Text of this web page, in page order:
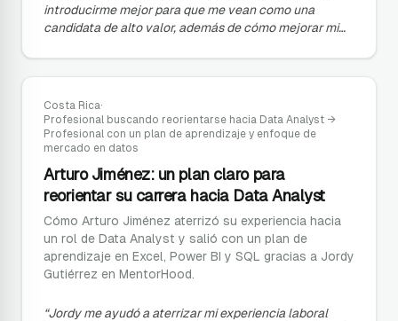
introducirme mejor para que me vean como una
candidata de alto valor, además de cómo mejorar mi
Costa Rica·
Profesional buscando reorientarse hacia Data Analyst →
Profesional con un plan de aprendizaje y enfoque de
mercado en datos
Arturo Jiménez: un plan claro para
reorientar su carrera hacia Data Analyst
Cómo Arturo Jiménez aterrizó su experiencia hacia
un rol de Data Analyst y salió con un plan de
aprendizaje en Excel, Power BI y SQL gracias a Jordy
Gutiérrez en MentorHood.
“Jordy me ayudó a aterrizar mi experiencia laboral